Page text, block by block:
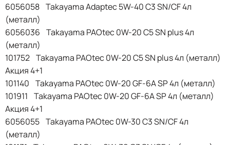
6056058 Takayama Adaptec 5W-40 C3 SN/CF 4л
(металл)
6056036 Takayama PAOtec 0W-20 C5 SN plus 4л
(металл)
101752 Takayama PAOtec 0W-20 C5 SN plus 4л (металл)
Акция 4+1
101140 Takayama PAOtec 0W-20 GF-6A SP 4л (металл)
101911 Takayama PAOtec 0W-20 GF-6A SP 4л (металл)
Акция 4+1
6056055 Takayama PAOtec 0W-30 C3 SN/CF 4л
(металл)